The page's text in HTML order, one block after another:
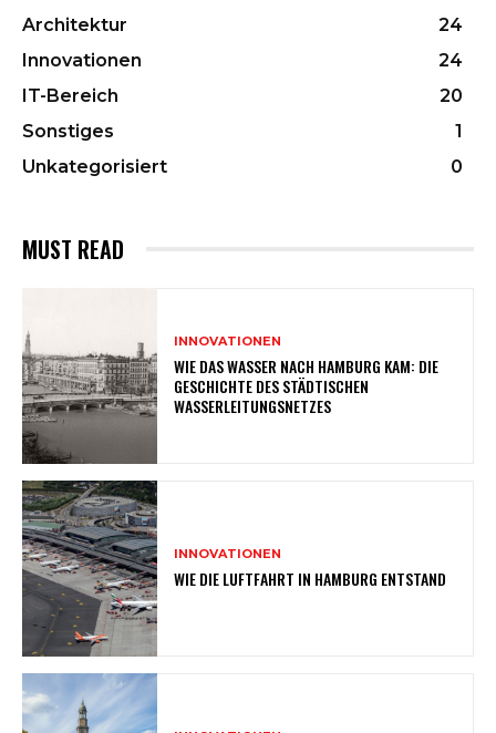
Architektur
24
Innovationen
24
IT-Bereich
20
Sonstiges
1
Unkategorisiert
0
MUST READ
INNOVATIONEN
WIE DAS WASSER NACH HAMBURG KAM: DIE
GESCHICHTE DES STÄDTISCHEN
WASSERLEITUNGSNETZES
INNOVATIONEN
WIE DIE LUFTFAHRT IN HAMBURG ENTSTAND